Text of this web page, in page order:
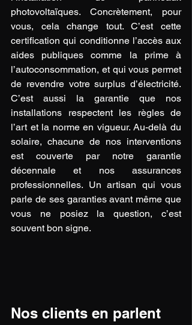
photovoltaïques. Concrètement, pour
vous, cela change tout. C’est cette
certification qui conditionne l’accès aux
aides publiques comme la prime à
l’autoconsommation, et qui vous permet
de revendre votre surplus d’électricité.
C’est aussi la garantie que nos
installations respectent les règles de
l’art et la norme en vigueur. Au-delà du
solaire, chacune de nos interventions
est couverte par notre garantie
décennale et nos assurances
professionnelles. Un artisan qui vous
parle de ses garanties avant même que
vous ne posiez la question, c’est
souvent bon signe.
Nos clients en parlent